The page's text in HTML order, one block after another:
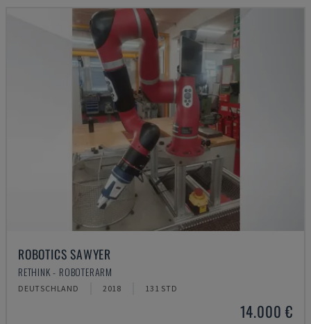
ROBOTICS SAWYER
RETHINK - ROBOTERARM
DEUTSCHLAND 2018 131 STD
14.000 €